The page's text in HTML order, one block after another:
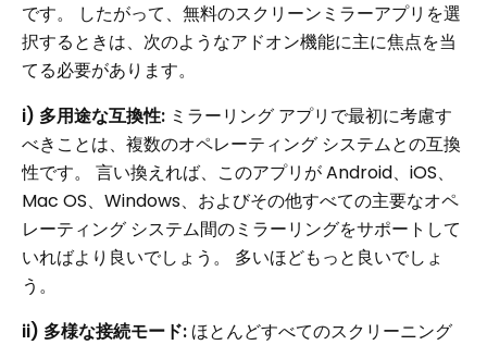
です。 したがって、無料のスクリーンミラーアプリを選
択するときは、次のようなアドオン機能に主に焦点を当
てる必要があります。
i) 多用途な互換性: ミラーリング アプリで最初に考慮す
べきことは、複数のオペレーティング システムとの互換
性です。 言い換えれば、このアプリが Android、iOS、
Mac OS、Windows、およびその他すべての主要なオペ
レーティング システム間のミラーリングをサポートして
いればより良いでしょう。 多いほどもっと良いでしょ
う。
ii) 多様な接続モード: ほとんどすべてのスクリーニング